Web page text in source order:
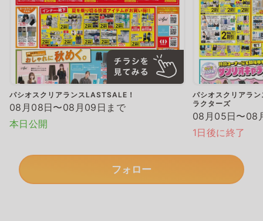
パシオスクリアランスLASTSALE！
08月08日〜08月09日まで
本日公開
パシオスクリアラ
ラクターズ
08月05日〜08
1日後に終了
フォロー